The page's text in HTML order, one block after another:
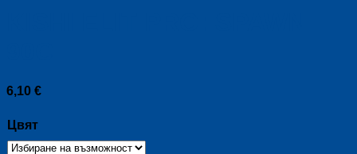
6,10 €
Цвят